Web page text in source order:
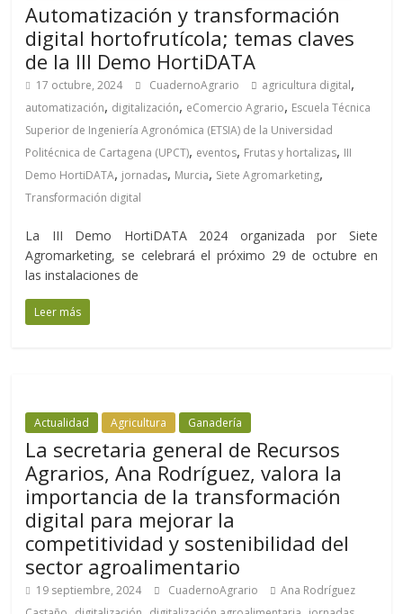
Automatización y transformación
digital hortofrutícola; temas claves
de la III Demo HortiDATA
17 octubre, 2024 CuadernoAgrario agricultura digital,
automatización, digitalización, eComercio Agrario, Escuela Técnica
Superior de Ingeniería Agronómica (ETSIA) de la Universidad
Politécnica de Cartagena (UPCT), eventos, Frutas y hortalizas, III
Demo HortiDATA, jornadas, Murcia, Siete Agromarketing,
Transformación digital
La III Demo HortiDATA 2024 organizada por Siete
Agromarketing, se celebrará el próximo 29 de octubre en
las instalaciones de
Leer más
Actualidad Agricultura Ganadería
La secretaria general de Recursos
Agrarios, Ana Rodríguez, valora la
importancia de la transformación
digital para mejorar la
competitividad y sostenibilidad del
sector agroalimentario
19 septiembre, 2024 CuadernoAgrario
Ana Rodríguez